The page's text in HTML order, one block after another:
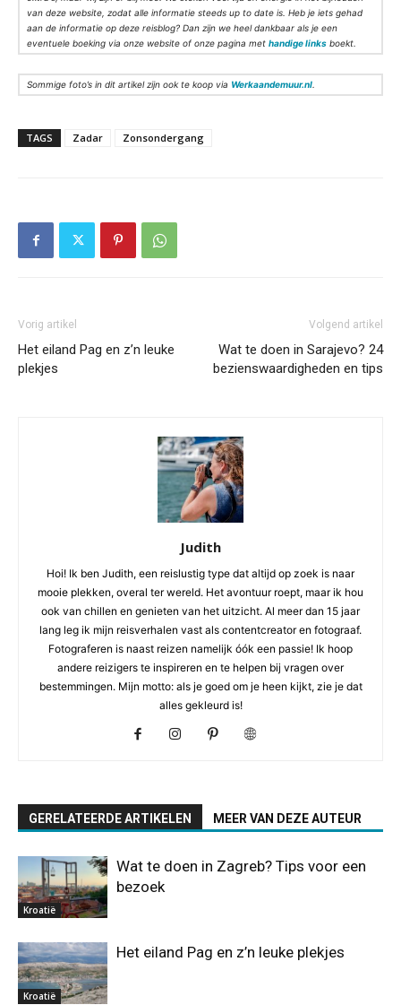
van deze website, zodat alle informatie steeds up to date is. Heb je iets gehad
aan de informatie op deze reisblog? Dan zijn we heel dankbaar als je een
eventuele boeking via onze website of onze pagina met handige links boekt.
Sommige foto’s in dit artikel zijn ook te koop via Werkaandemuur.nl
TAGS Zadar Zonsondergang
Vorig artikel
Het eiland Pag en z’n leuke
plekjes
Volgend artikel
Wat te doen in Sarajevo? 24
bezienswaardigheden en tips
Judith
Hoi! Ik ben Judith, een reislustig type dat altijd op zoek is naar
mooie plekken, overal ter wereld. Het avontuur roept, maar ik hou
ook van chillen en genieten van het uitzicht. Al meer dan 15 jaar
lang leg ik mijn reisverhalen vast als contentcreator en fotograaf.
Fotograferen is naast reizen namelijk óók een passie! Ik hoop
andere reizigers te inspireren en te helpen bij vragen over
bestemmingen. Mijn motto: als je goed om je heen kijkt, zie je dat
alles gekleurd is!
GERELATEERDE ARTIKELEN MEER VAN DEZE AUTEUR
Kroatië
Wat te doen in Zagreb? Tips voor een
bezoek
Kroatië
Het eiland Pag en z’n leuke plekjes